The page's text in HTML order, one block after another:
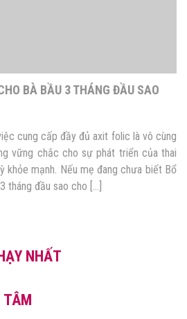
BÀ BẦU 3 THÁNG ĐẦU SAO
cung cấp đầy đủ axit folic là vô cùng
vững chắc cho sự phát triển của thai
khỏe mạnh. Nếu mẹ đang chưa biết Bổ
tháng đầu sao cho […]
NHẤT
TÂM